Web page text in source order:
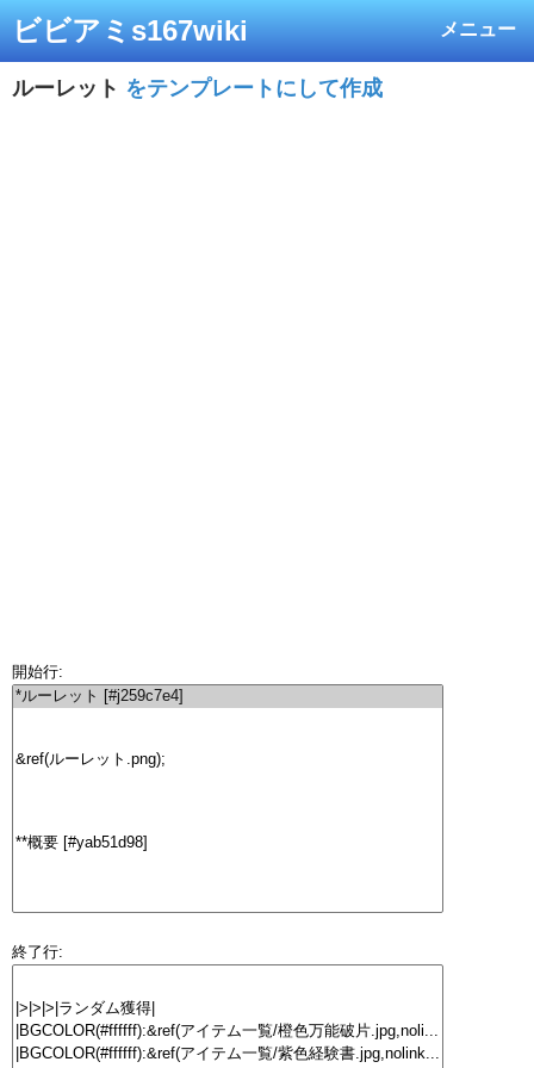
メニュー
ビビアミs167wiki
ルーレット をテンプレートにして作成
開始行:
終了行: